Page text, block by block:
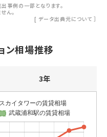
事例の一部となります。
ん。
[ データ出典元について ］
ン相場推移
3年